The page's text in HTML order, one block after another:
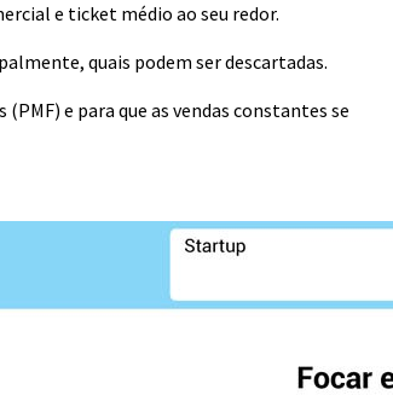
e ticket médio ao seu redor.
quais podem ser descartadas.
e para que as vendas constantes se